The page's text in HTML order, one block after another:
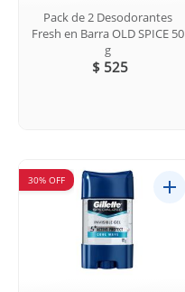
Pack de 2 Desodorantes
Fresh en Barra OLD SPICE 50
g
$ 525
30% OFF